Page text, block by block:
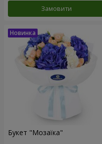
Замовити
Букет "Мозаїка"